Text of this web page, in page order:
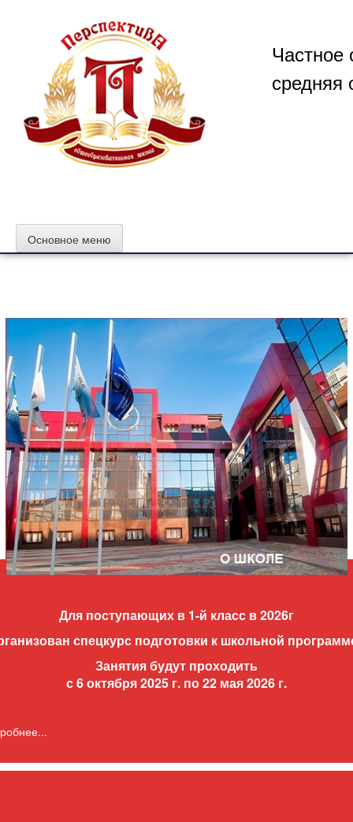
содержимому
Частное
средняя
Основное меню
Для поступающих в 1-й класс в 2026г
спецкурс подготовки к школьной
Занятия будут проходить
с 6 октября 2025 г. по 22 мая 2026 г.